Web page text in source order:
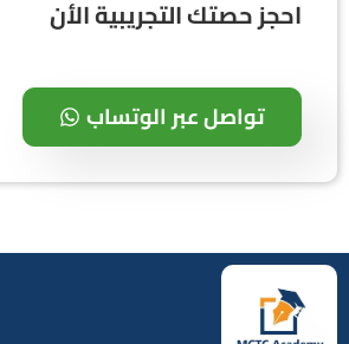
احجز حصتك التجريبية الأن
تواصل عبر الوتساب